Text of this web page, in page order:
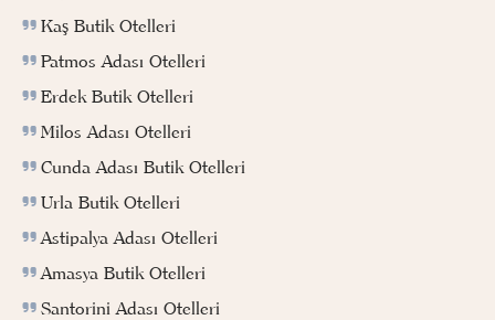
Kaş Butik Otelleri
Patmos Adası Otelleri
Erdek Butik Otelleri
Milos Adası Otelleri
Cunda Adası Butik Otelleri
Urla Butik Otelleri
Astipalya Adası Otelleri
Amasya Butik Otelleri
Santorini Adası Otelleri